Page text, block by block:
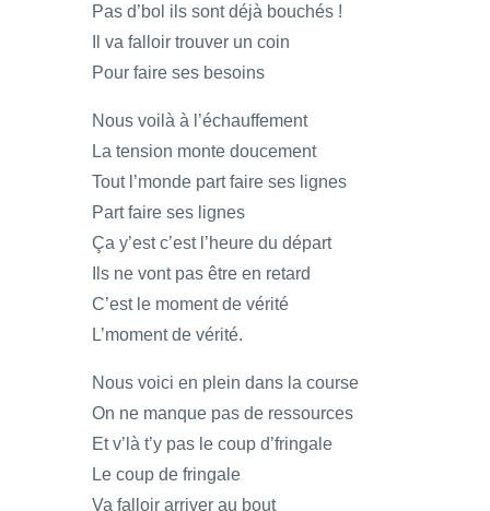
Pas d’bol ils sont déjà bouchés !
Il va falloir trouver un coin
Pour faire ses besoins
Nous voilà à l’échauffement
La tension monte doucement
Tout l’monde part faire ses lignes
Part faire ses lignes
Ça y’est c’est l’heure du départ
Ils ne vont pas être en retard
C’est le moment de vérité
L’moment de vérité.
Nous voici en plein dans la course
On ne manque pas de ressources
Et v’là t’y pas le coup d’fringale
Le coup de fringale
Va falloir arriver au bout